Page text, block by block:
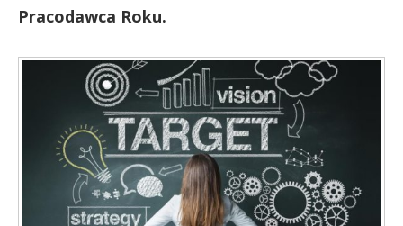
Pracodawca Roku.